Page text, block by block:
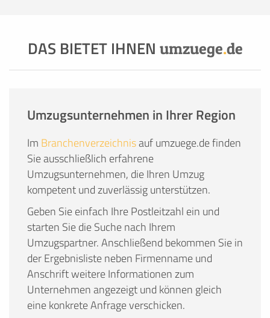
DAS BIETET IHNEN umzuege.de
Umzugsunternehmen in Ihrer Region
Im Branchenverzeichnisauf umzuege.de finden
Sie ausschließlich erfahrene
Umzugsunternehmen, die Ihren Umzug
kompetent und zuverlässig unterstützen.
Geben Sie einfach Ihre Postleitzahl ein und
starten Sie die Suche nach Ihrem
Umzugspartner. Anschließend bekommen Sie in
der Ergebnisliste neben Firmenname und
Anschrift weitere Informationen zum
Unternehmen angezeigt und können gleich
eine konkrete Anfrage verschicken.